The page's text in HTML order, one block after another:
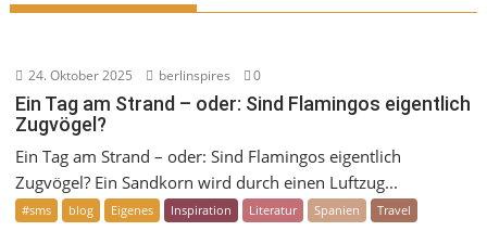
24. Oktober 2025 berlinspires 0
Ein Tag am Strand – oder: Sind Flamingos eigentlich
Zugvögel?
Ein Tag am Strand – oder: Sind Flamingos eigentlich
Zugvögel? Ein Sandkorn wird durch einen Luftzug...
#sms blog Eigenes Inspiration Literatur Spanien Travel